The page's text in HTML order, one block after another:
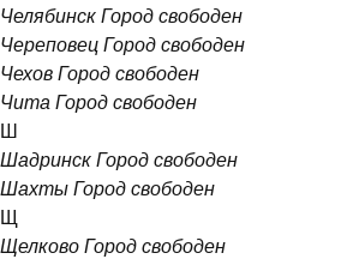
Челябинск Город свободен
Череповец Город свободен
Чехов Город свободен
Чита Город свободен
Ш
Шадринск Город свободен
Шахты Город свободен
Щ
Щелково Город свободен